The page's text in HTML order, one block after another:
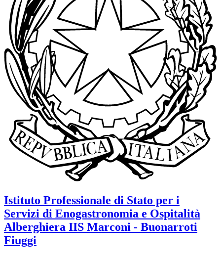
Istituto Professionale di Stato per i
Servizi di Enogastronomia e Ospitalità
Alberghiera IIS Marconi - Buonarroti
Fiuggi